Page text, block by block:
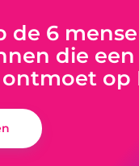
de 6
die een
op